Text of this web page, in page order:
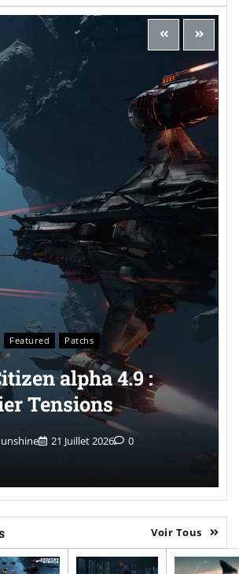
Featured Patchs
alpha 4.9 :
Tensions
21 Juillet 2026 0
Voir Tous